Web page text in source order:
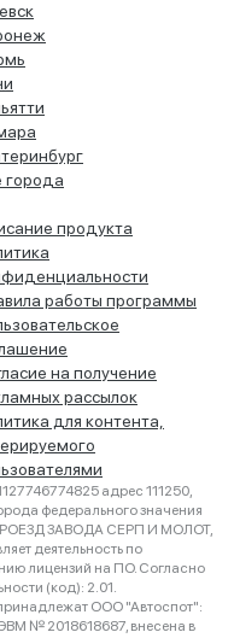
города
продукта
работы программы
на получение
рассылок
для контента,
адрес 111250,
федерального значения
ЗАВОДА СЕРП И МОЛОТ,
деятельность по
лицензий на ПО. Согласно
(код): 2.01.
ООО "Автоспот":
№ 2018618687, внесена в